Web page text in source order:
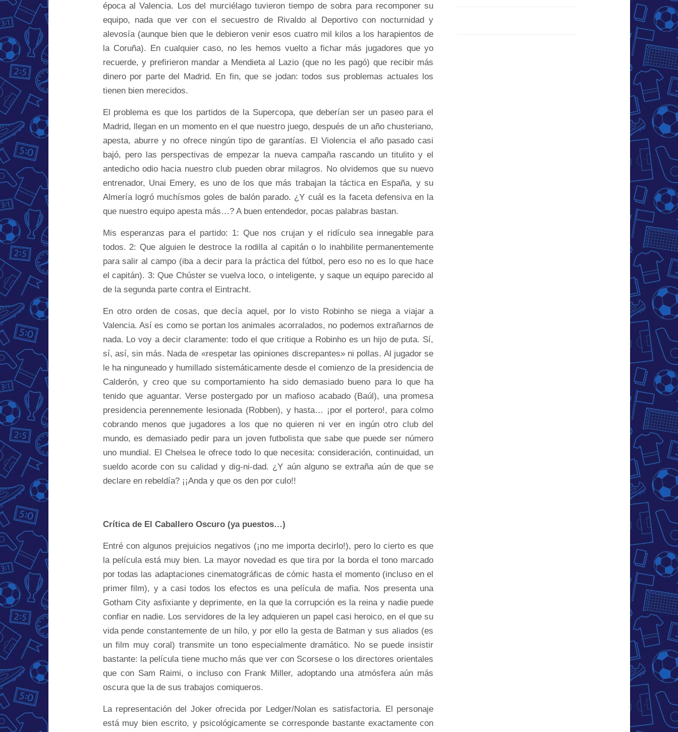
época al Valencia. Los del murciélago tuvieron tiempo de sobra para recomponer su
equipo, nada que ver con el secuestro de Rivaldo al Deportivo con nocturnidad y
alevosía (aunque bien que le debieron venir esos cuatro mil kilos a los harapientos de
la Coruña). En cualquier caso, no les hemos vuelto a fichar más jugadores que yo
recuerde, y prefirieron mandar a Mendieta al Lazio (que no les pagó) que recibir más
dinero por parte del Madrid. En fin, que se jodan: todos sus problemas actuales los
tienen bien merecidos.
El problema es que los partidos de la Supercopa, que deberían ser un paseo para el
Madrid, llegan en un momento en el que nuestro juego, después de un año chusteriano,
apesta, aburre y no ofrece ningún tipo de garantías. El Violencia el año pasado casi
bajó, pero las perspectivas de empezar la nueva campaña rascando un titulito y el
antedicho odio hacia nuestro club pueden obrar milagros. No olvidemos que su nuevo
entrenador, Unai Emery, es uno de los que más trabajan la táctica en España, y su
Almería logró muchísmos goles de balón parado. ¿Y cuál es la faceta defensiva en la
que nuestro equipo apesta más…? A buen entendedor, pocas palabras bastan.
Mis esperanzas para el partido: 1: Que nos crujan y el ridículo sea innegable para
todos. 2: Que alguien le destroce la rodilla al capitán o lo inahbilite permanentemente
para salir al campo (iba a decir para la práctica del fútbol, pero eso no es lo que hace
el capitán). 3: Que Chúster se vuelva loco, o inteligente, y saque un equipo parecido al
de la segunda parte contra el Eintracht.
En otro orden de cosas, que decía aquel, por lo visto Robinho se niega a viajar a
Valencia. Así es como se portan los animales acorralados, no podemos extrañarnos de
nada. Lo voy a decir claramente: todo el que critique a Robinho es un hijo de puta. Sí,
sí, así, sin más. Nada de «respetar las opiniones discrepantes» ni pollas. Al jugador se
le ha ninguneado y humillado sistemáticamente desde el comienzo de la presidencia de
Calderón, y creo que su comportamiento ha sido demasiado bueno para lo que ha
tenido que aguantar. Verse postergado por un mafioso acabado (Baúl), una promesa
presidencia perennemente lesionada (Robben), y hasta… ¡por el portero!, para colmo
cobrando menos que jugadores a los que no quieren ni ver en ingún otro club del
mundo, es demasiado pedir para un joven futbolista que sabe que puede ser número
uno mundial. El Chelsea le ofrece todo lo que necesita: consideración, continuidad, un
sueldo acorde con su calidad y dig-ni-dad. ¿Y aún alguno se extraña aún de que se
declare en rebeldía? ¡¡Anda y que os den por culo!!
Crítica de El Caballero Oscuro (ya puestos…)
Entré con algunos prejuicios negativos (¡no me importa decirlo!), pero lo cierto es que
la película está muy bien. La mayor novedad es que tira por la borda el tono marcado
por todas las adaptaciones cinematográficas de cómic hasta el momento (incluso en el
primer film), y a casi todos los efectos es una película de mafia. Nos presenta una
Gotham City asfixiante y deprimente, en la que la corrupción es la reina y nadie puede
confiar en nadie. Los servidores de la ley adquieren un papel casi heroico, en el que su
vida pende constantemente de un hilo, y por ello la gesta de Batman y sus aliados (es
un film muy coral) transmite un tono especialmente dramático. No se puede insistir
bastante: la película tiene mucho más que ver con Scorsese o los directores orientales
que con Sam Raimi, o incluso con Frank Miller, adoptando una atmósfera aún más
oscura que la de sus trabajos comiqueros.
La representación del Joker ofrecida por Ledger/Nolan es satisfactoria. El personaje
está muy bien escrito, y psicológicamente se corresponde bastante exactamente con